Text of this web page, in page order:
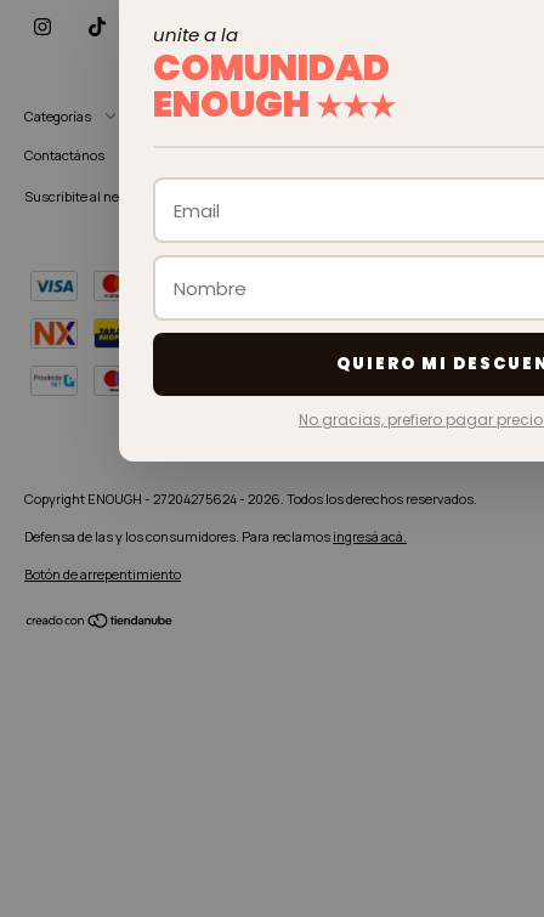
Categorías
Contactános
Suscribite al newsletter
Copyright ENOUGH - 27204275624 - 2026. Todos los derechos reservados.
Defensa de las y los consumidores. Para reclamos ingresá acá.
Botón de arrepentimiento
unite a la
COMUNIDAD
ENOUGH ★★★
QUIERO MI
No gracias, prefiero pagar